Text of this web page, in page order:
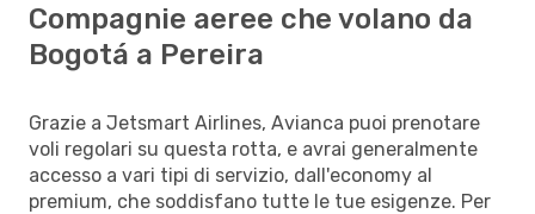
Compagnie aeree che volano da
Bogotá a Pereira
Grazie a Jetsmart Airlines, Avianca puoi prenotare
voli regolari su questa rotta, e avrai generalmente
accesso a vari tipi di servizio, dall'economy al
premium, che soddisfano tutte le tue esigenze. Per